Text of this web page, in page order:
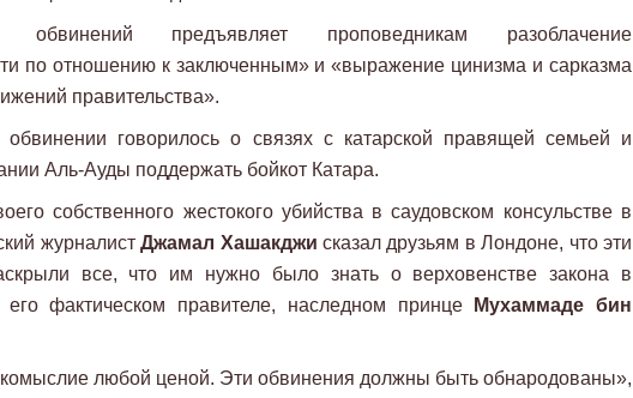
предъявляет проповедникам разоблачение
по отношению к заключенным» и «выражение цинизма и сарказма
правительства».
обвинении говорилось о связях с катарской правящей семьей и
Аль-Ауды поддержать бойкот Катара.
собственного жестокого убийства в саудовском консульстве в
журналистДжамал Хашакджи сказал друзьям в Лондоне, что эти
все, что им нужно было знать о верховенстве закона в
его фактическом правителе, наследном принце
Мухаммаде бин
любой ценой. Эти обвинения должны быть обнародованы»,